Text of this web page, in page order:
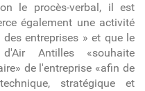
le procès-verbal, il est
également une activité
entreprises » et que le
Antilles «souhaite
de l'entreprise «afin de
stratégique et